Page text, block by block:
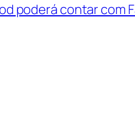
poderá contar com